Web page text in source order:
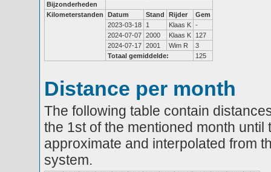
Bijzonderheden
Kilometerstanden
Datum Stand Rijder
Gem
2023-03-18
1 Klaas K -
2024-07-07 2000 Klaas K
127
2024-07-17 2001 Wim R
3
Totaal gemiddelde:
125
Distance per month
The following table contain
the 1st of the mentioned month
approximate and interpolated from
system.